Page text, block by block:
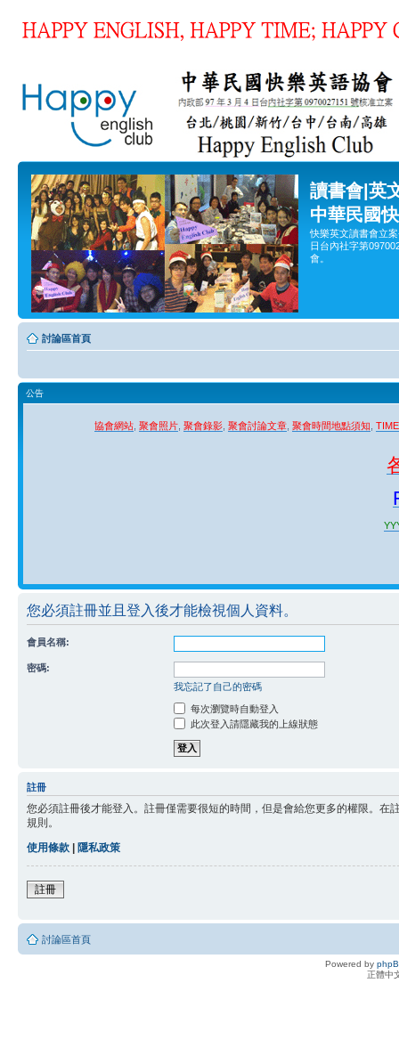
讀書會|英
中華民國
快樂英文讀書會立
日台內社字第
會。
討論區首頁
公告
協會網站 聚會照片 聚會錄影 聚會討論文章 聚會時間地點須知
您必須註冊並且登入後才能檢視個人資料。
會員名稱:
密碼:
我忘記了自己的密碼
每次瀏覽時自動登入
此次登入請隱藏我的上線狀態
註冊
您必須註冊後才能登入。註冊僅需要很短的時間，但是會給您更多的權限。
規則。
使用條款 | 隱私政策
註冊
討論區首頁
Powered by
正體中